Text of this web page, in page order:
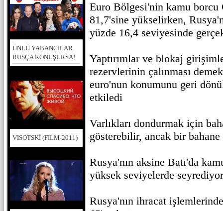
ÜNLÜ YABANCILAR
RUSÇA KONUŞURSA!
VISOTSKİ (FILM-2011)
Euro Bölgesi'nin kamu
81,7'sine yükselirken,
yüzde 16,4 seviyesinde
Yaptırımlar ve blokaj
rezervlerinin çalınması
euro'nun konumunu geri
etkiledi
Varlıkları dondurmak için
gösterebilir, ancak bir
Rusya'nın aksine Batı'da
yüksek seviyelerde seyrediyor
Rusya'nın ihracat